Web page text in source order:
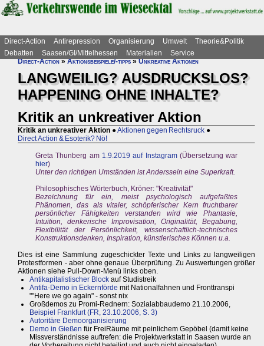
Direct-Action Antirepression Organisierung Umwelt
Theorie&Politik
Debatten
Saasen/GI/Mittelhessen Materialien
Service
Direct-Action»Aktionsbeispiele/-tipps»Unkreative Aktionen
LANGWEILIG? AUSDRUCKSLOS?
HAPPENING OHNE INHALTE?
Kritik an unkreativer Aktion
Kritik an unkreativer Aktion ●Aktionen gegen Rechtsruck ●
Direct Action & Esoterik? Nö!
Greta Thunberg am 1.9.2019 auf Instagram(Übersetzung war
hier)
Unter den richtigen Umständen ist Anderssein eine Superkraft.
Philosophisches Wörterbuch, Kröner: "Kreativität"
Bezeichnung für ein, meist psychologisch aufgefaßtes
Phänomen, das als vitaler, schöpferischer Kern fruchtbarer
persönlicher Fähigkeiten verstanden wird wie Phantasie,
Intuition, denkerische Improvisation, Originalität, Begabung,
Flexibilität der Persönlichkeit, wissenschaftlich-technisches
Konstruktionsdenken, Inspiration, künstlerisches Können u.a.
Dies ist eine Sammlung zugeschickter Texte und Links zu langweiligen
Protestformen - aber ohne genaue Überprüfung. Zu Auswertungen größer
Aktionen siehe Pull-Down-Menü links oben.
Antikapitalistischer Block auf Studistreik
Antifa-Demo in Eckernförde mit Nationalfahnen und Fronttranspi
""Here we go again" - sonst nix
Großdemos zu Promi-Rednern: Sozialabbaudemo 21.10.2006,
Beispiel Frankfurt (FR, 23.10.2006, S. 3)
Autoritäre Demoorganisierung
Demo in Gießen für FreiRäume mit peinlichem Gepöbel (damit keine
Missverständnisse auftrefen: die Projektwerkstatt in Saasen wurde an